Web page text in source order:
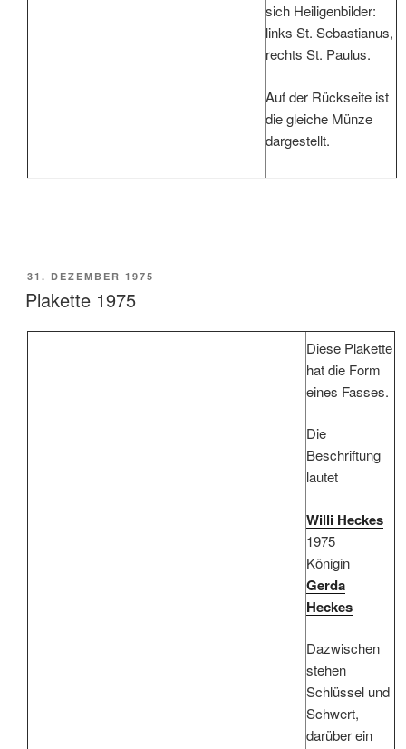
sich Heiligenbilder:
links St. Sebastianus,
rechts St. Paulus.
Auf der Rückseite ist
die gleiche Münze
dargestellt.
VERÖFFENTLICHT
AM
31. DEZEMBER 1975
Plakette 1975
Diese Plakette
hat die Form
eines Fasses.
Die
Beschriftung
lautet
Willi Heckes
1975
Königin
Gerda
Heckes
Dazwischen
stehen
Schlüssel und
Schwert,
darüber ein